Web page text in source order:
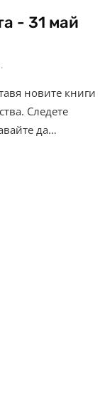
- 31 май
новите книги
Следете
да…